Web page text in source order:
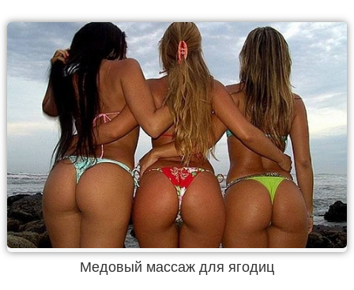
Медовый массаж для ягодиц